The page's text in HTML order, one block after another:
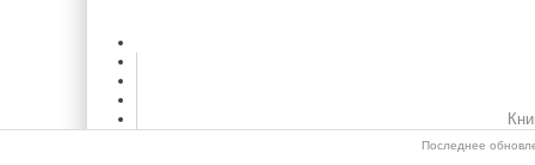
Последнее